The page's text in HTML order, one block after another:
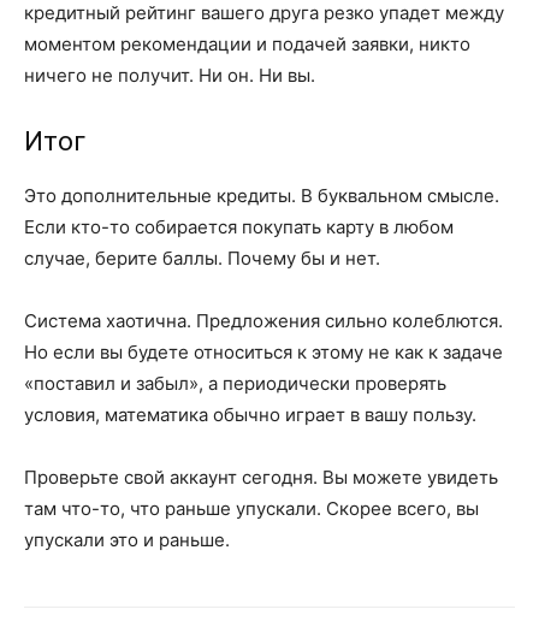
кредитный рейтинг вашего друга резко упадет между
моментом рекомендации и подачей заявки, никто
ничего не получит. Ни он. Ни вы.
Итог
Это дополнительные кредиты. В буквальном смысле.
Если кто-то собирается покупать карту в любом
случае, берите баллы. Почему бы и нет.
Система хаотична. Предложения сильно колеблются.
Но если вы будете относиться к этому не как к задаче
«поставил и забыл», а периодически проверять
условия, математика обычно играет в вашу пользу.
Проверьте свой аккаунт сегодня. Вы можете увидеть
там что-то, что раньше упускали. Скорее всего, вы
упускали это и раньше.